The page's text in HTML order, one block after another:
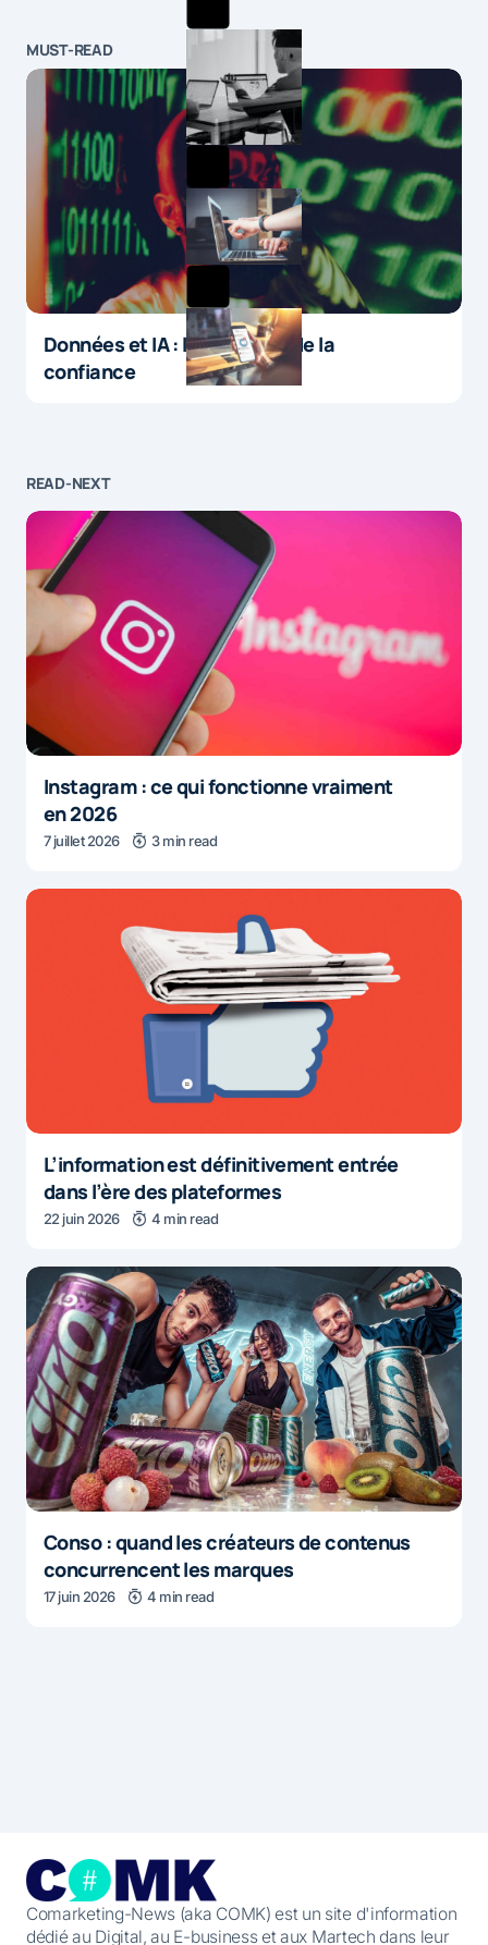
MUST-READ
Données et IA : le paradoxe de la
confiance
READ-NEXT
Instagram : ce qui fonctionne vraiment
en 2026
7 juillet 2026 3 min read
L’information est définitivement entrée
dans l’ère des plateformes
22 juin 2026 4 min read
Conso : quand les créateurs de contenus
concurrencent les marques
17 juin 2026 4 min read
Comarketing-News (aka COMK) est un site d'information
dédié au Digital, au E-business et aux Martech dans leur